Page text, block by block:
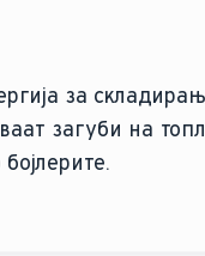
за
загуби на